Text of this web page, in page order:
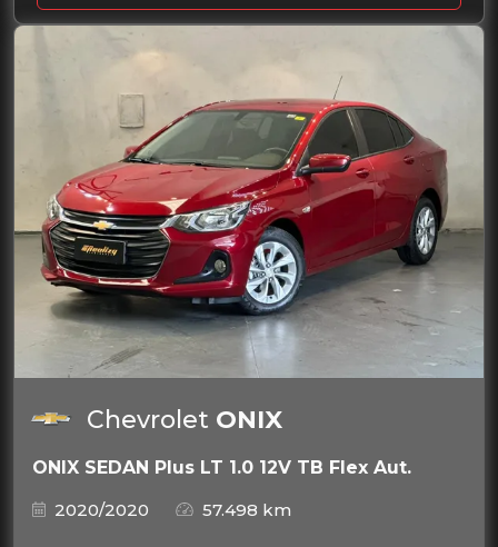
Chevrolet ONIX
ONIX SEDAN Plus LT 1.0 12V TB Flex Aut.
2020/2020
57.498 km